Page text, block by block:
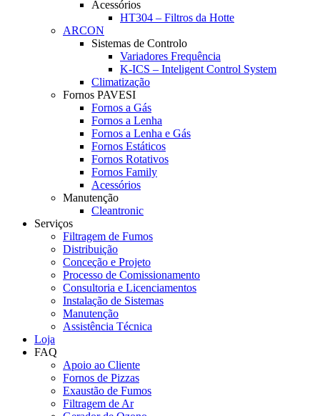
Acessórios
HT304 – Filtros da Hotte
ARCON
Sistemas de Controlo
Variadores Frequência
K-ICS – Inteligent Control System
Climatização
Fornos PAVESI
Fornos a Gás
Fornos a Lenha
Fornos a Lenha e Gás
Fornos Estáticos
Fornos Rotativos
Fornos Family
Acessórios
Manutenção
Cleantronic
Serviços
Filtragem de Fumos
Distribuição
Conceção e Projeto
Processo de Comissionamento
Consultoria e Licenciamentos
Instalação de Sistemas
Manutenção
Assistência Técnica
Loja
FAQ
Apoio ao Cliente
Fornos de Pizzas
Exaustão de Fumos
Filtragem de Ar